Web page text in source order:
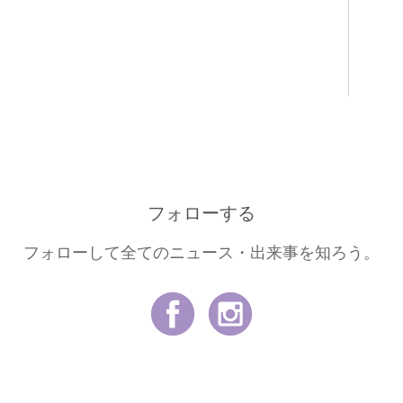
フォローする
フォローして全てのニュース・出来事を知ろう。